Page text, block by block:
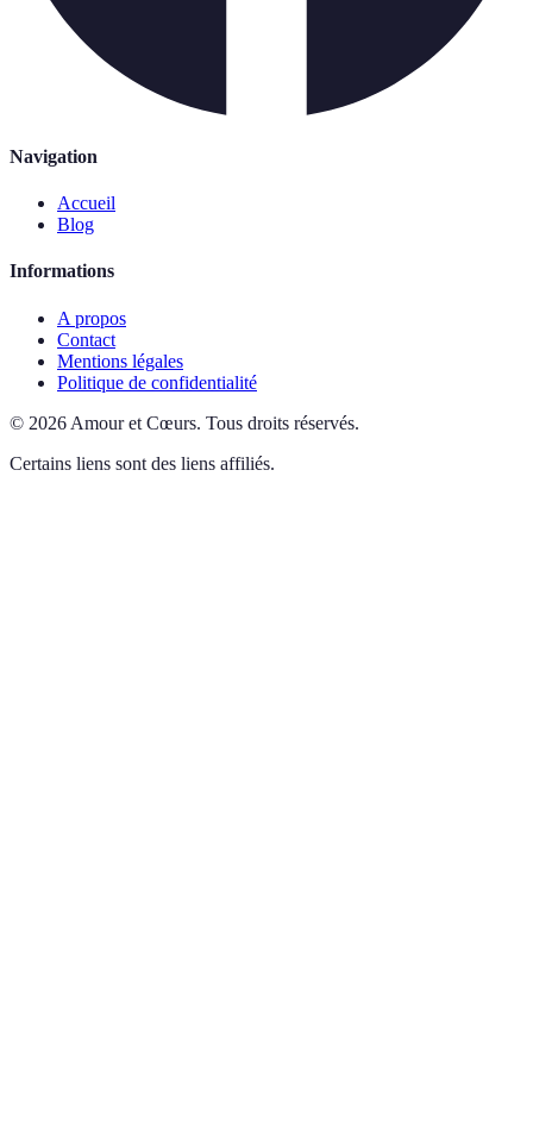
Navigation
Accueil
Blog
Informations
A propos
Contact
Mentions légales
Politique de confidentialité
© 2026 Amour et Cœurs. Tous droits réservés.
Certains liens sont des liens affiliés.